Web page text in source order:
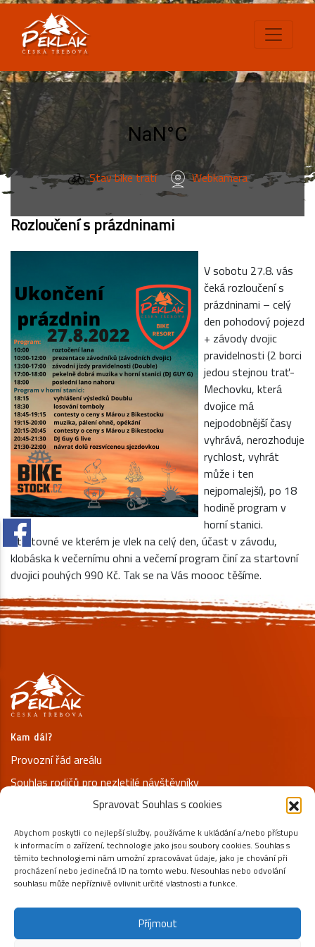
Spravovat Souhlas s cookies
Abychom poskytli co nejlepší služby, používáme k ukládání a/nebo přístupu
k informacím o zařízení, technologie jako jsou soubory cookies. Souhlas s
těmito technologiemi nám umožní zpracovávat údaje, jako je chování při
procházení nebo jedinečná ID na tomto webu. Nesouhlas nebo odvolání
souhlasu může nepříznivě ovlivnit určité vlastnosti a funkce.
Příjmout
Stav bike tratí Webkamera
Rozloučení s prázdninami
V sobotu 27.8. vás
čeká rozloučení s
prázdninami – celý
den pohodový pojezd
+ závody dvojic
pravidelnosti (2 borci
jedou stejnou trať-
Mechovku, která
dvojice má
nejpodobnější časy
vyhrává, nerozhoduje
rychlost, vyhrát
může i ten
nejpomalejší), po 18
hodině program v
horní stanici.
Startovné ve kterém je vlek na celý den, účast v závodu,
klobáska k večernímu ohni a večerní program činí za startovní
dvojici pouhých 990 Kč. Tak se na Vás moooc těšíme.
Kam dál?
Provozní řád areálu
Souhlas rodičů pro nezletilé návštěvníky
Prohlášení o ochraně osobních údajů
Kontakty
+420 731 125 800
info@peklak.cz
Pod Jelenicí 653, 56002 Česká Třebová
SLEDUJTE NÁS NA SÍTÍCH